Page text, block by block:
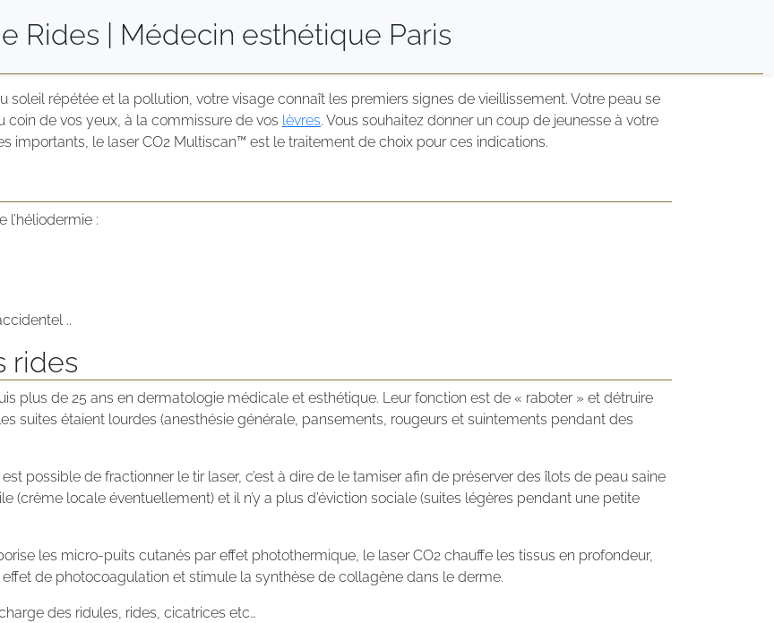
Rides | Médecin esthétique Paris
répétée et la pollution, votre visage connaît les premiers signes de vieillissement. Votre peau se
coin de vos yeux, à la commissure de vos lèvres. Vous souhaitez donner un coup de jeunesse à votre
importants, le laser CO2 Multiscan™ est le traitement de choix pour ces indications.
l’héliodermie :
..
rides
plus de 25 ans en dermatologie médicale et esthétique. Leur fonction est de « raboter » et détruire
suites étaient lourdes (anesthésie générale, pansements, rougeurs et suintements pendant des
possible de fractionner le tir laser, c’est à dire de le tamiser afin de préserver des îlots de peau saine
(crème locale éventuellement) et il n’y a plus d’éviction sociale (suites légères pendant une petite
les micro-puits cutanés par effet photothermique, le laser CO2 chauffe les tissus en profondeur,
de photocoagulation et stimule la synthèse de collagène dans le derme.
des ridules, rides, cicatrices etc…